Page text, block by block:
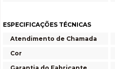
ESPECIFICAÇÕES TÉCNICAS
Atendimento de Chamada
Cor